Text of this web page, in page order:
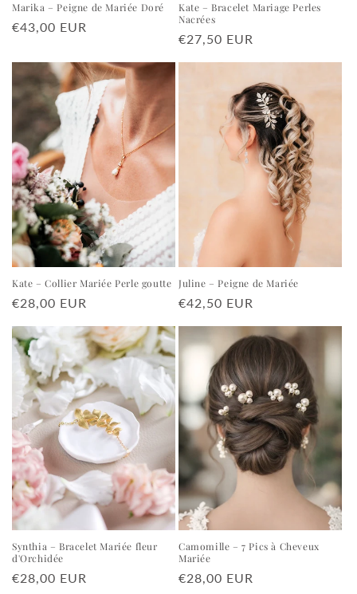
Marika – Peigne de Mariée Doré
Prix
€43,00 EUR
Kate – Bracelet Mariage Perles
Nacrées
Prix
€27,50 EUR
Kate – Collier Mariée Perle goutte
Prix
€28,00 EUR
Juline – Peigne de Mariée
Prix
€42,50 EUR
Synthia – Bracelet Mariée fleur
d'Orchidée
Prix
€28,00 EUR
Camomille – 7 Pics à Cheveux
Mariée
Prix
€28,00 EUR